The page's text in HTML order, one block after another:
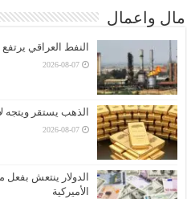
مال واعمال
النفط العراقي
2026-08-07
الذهب يستقر ويتجه
2026-08-07
الدولار ينتعش بفعل
الأميركية